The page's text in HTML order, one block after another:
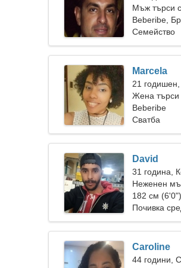
Мъж търси
Beberibe,
Семейство
Marcela
21
Жена
Beberibe
Сватба
David
31 година,
Неженен
182 см
Почивка
Caroline
44 години,